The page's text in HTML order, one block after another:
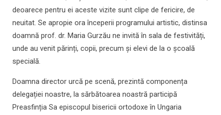
deoarece pentru ei aceste vizite sunt clipe de fericire, de
neuitat. Se apropie ora începerii programului artistic, distinsa
doamnă prof. dr. Maria Gurzău ne invită în sala de festivități,
unde au venit părinți, copii, precum și elevi de la o școală
specială.
Doamna director urcă pe scenă, prezintă componența
delegației noastre, la sărbătoarea noastră participă
Preasfinția Sa episcopul bisericii ortodoxe în Ungaria